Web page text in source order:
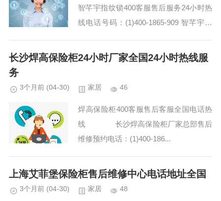
智芊宇指纹锁400客服售后服务24小时热
线电话号码：(1)400-1865-909 智芊宇指
智芊宇指纹锁40...
长沙焊高保险柜24小时厂家全国24小时热线服
务
3个月前 (04-30) 家居 46
焊高保险柜400客服售后客服全国电话热
线 长沙焊高保险柜厂家总部售后
维修预约电话：(1)400-186...
上海艾菲堡保险柜售后维修中心电话地址全国
3个月前 (04-30) 家居 48